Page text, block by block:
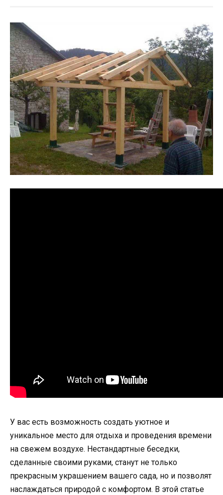
У вас есть возможность создать уютное и
уникальное место для отдыха и проведения времени
на свежем воздухе. Нестандартные беседки,
сделанные своими руками, станут не только
прекрасным украшением вашего сада, но и позволят
наслаждаться природой с комфортом. В этой статье